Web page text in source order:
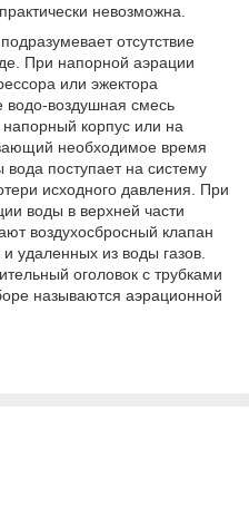
невозможна.
отсутствие
При напорной аэрации
или эжектора
водо-воздушная смесь
напорный корпус или на
необходимое время
вода поступает на систему
исходного давления. При
воды в верхней части
воздухосбросный клапан
удаленных из воды газов.
оголовок с трубками
называются аэрационной